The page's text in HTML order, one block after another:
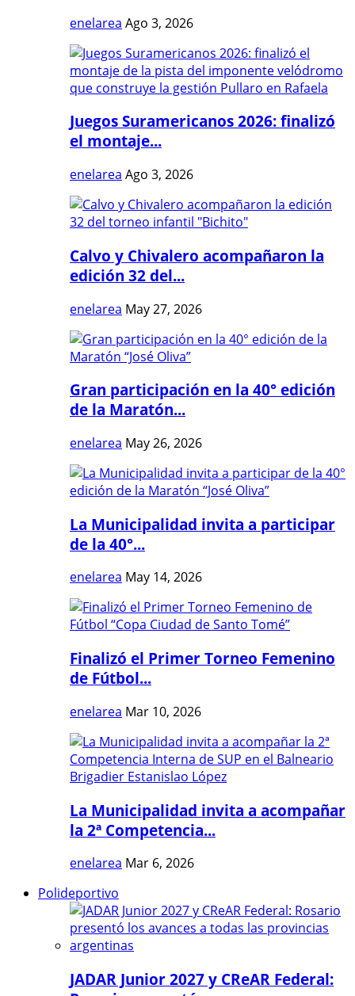
enelarea Ago 3, 2026
Juegos Suramericanos 2026: finalizó
el montaje...
enelarea Ago 3, 2026
Calvo y Chivalero acompañaron la
edición 32 del...
enelarea May 27, 2026
Gran participación en la 40° edición
de la Maratón...
enelarea May 26, 2026
La Municipalidad invita a participar
de la 40°...
enelarea May 14, 2026
Finalizó el Primer Torneo Femenino
de Fútbol...
enelarea Mar 10, 2026
La Municipalidad invita a acompañar
la 2ª Competencia...
enelarea Mar 6, 2026
Polideportivo
JADAR Junior 2027 y CReAR Federal: